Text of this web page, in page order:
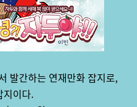
발간하는 연재만화 잡지로,
지이다.